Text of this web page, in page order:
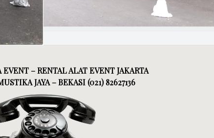
EVENT – RENTAL ALAT EVENT JAKARTA
JAYA – BEKASI (021) 82627136